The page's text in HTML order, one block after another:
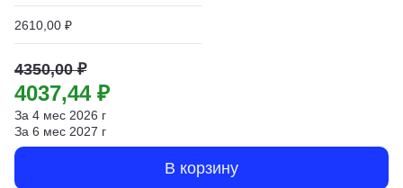
2610,00 ₽
4350,00 ₽
4037,44 ₽
За 4 мес 2026 г
За 6 мес 2027 г
В корзину